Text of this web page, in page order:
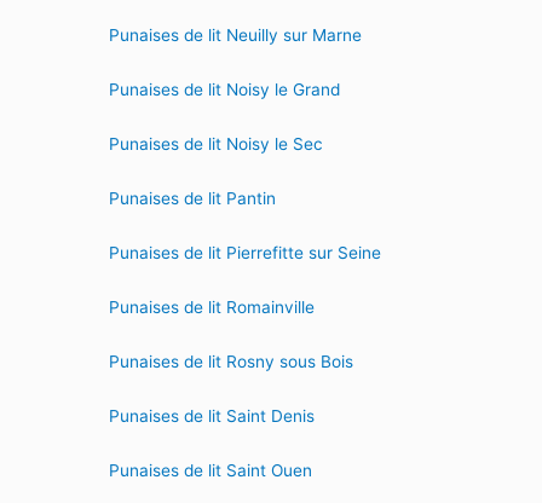
Punaises de lit Neuilly sur Marne
Punaises de lit Noisy le Grand
Punaises de lit Noisy le Sec
Punaises de lit Pantin
Punaises de lit Pierrefitte sur Seine
Punaises de lit Romainville
Punaises de lit Rosny sous Bois
Punaises de lit Saint Denis
Punaises de lit Saint Ouen